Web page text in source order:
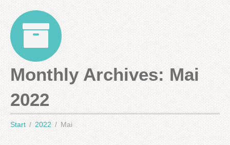
Monthly Archives: Mai
2022
Start 2022 Mai